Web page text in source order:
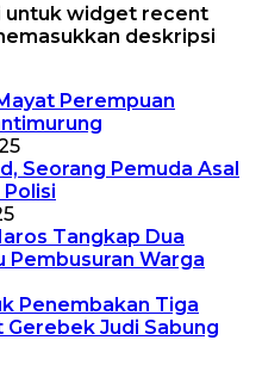
untuk widget recent
deskripsi
Perempuan
Seorang Pemuda Asal
Tangkap Dua
Pembusuran Warga
Penembakan Tiga
Gerebek Judi Sabung